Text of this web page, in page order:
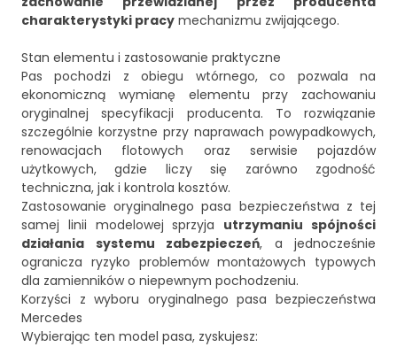
charakterystyki pracy mechanizmu zwijającego.
Stan elementu i zastosowanie praktyczne
Pas pochodzi z obiegu wtórnego, co pozwala na
ekonomiczną wymianę elementu przy zachowaniu
oryginalnej specyfikacji producenta. To rozwiązanie
szczególnie korzystne przy naprawach powypadkowych,
renowacjach flotowych oraz serwisie pojazdów
użytkowych, gdzie liczy się zarówno zgodność
techniczna, jak i kontrola kosztów.
Zastosowanie oryginalnego pasa bezpieczeństwa z tej
samej linii modelowej sprzyja utrzymaniu spójności
działania systemu zabezpieczeń, a jednocześnie
ogranicza ryzyko problemów montażowych typowych
dla zamienników o niepewnym pochodzeniu.
Korzyści z wyboru oryginalnego pasa bezpieczeństwa
Mercedes
Wybierając ten model pasa, zyskujesz: